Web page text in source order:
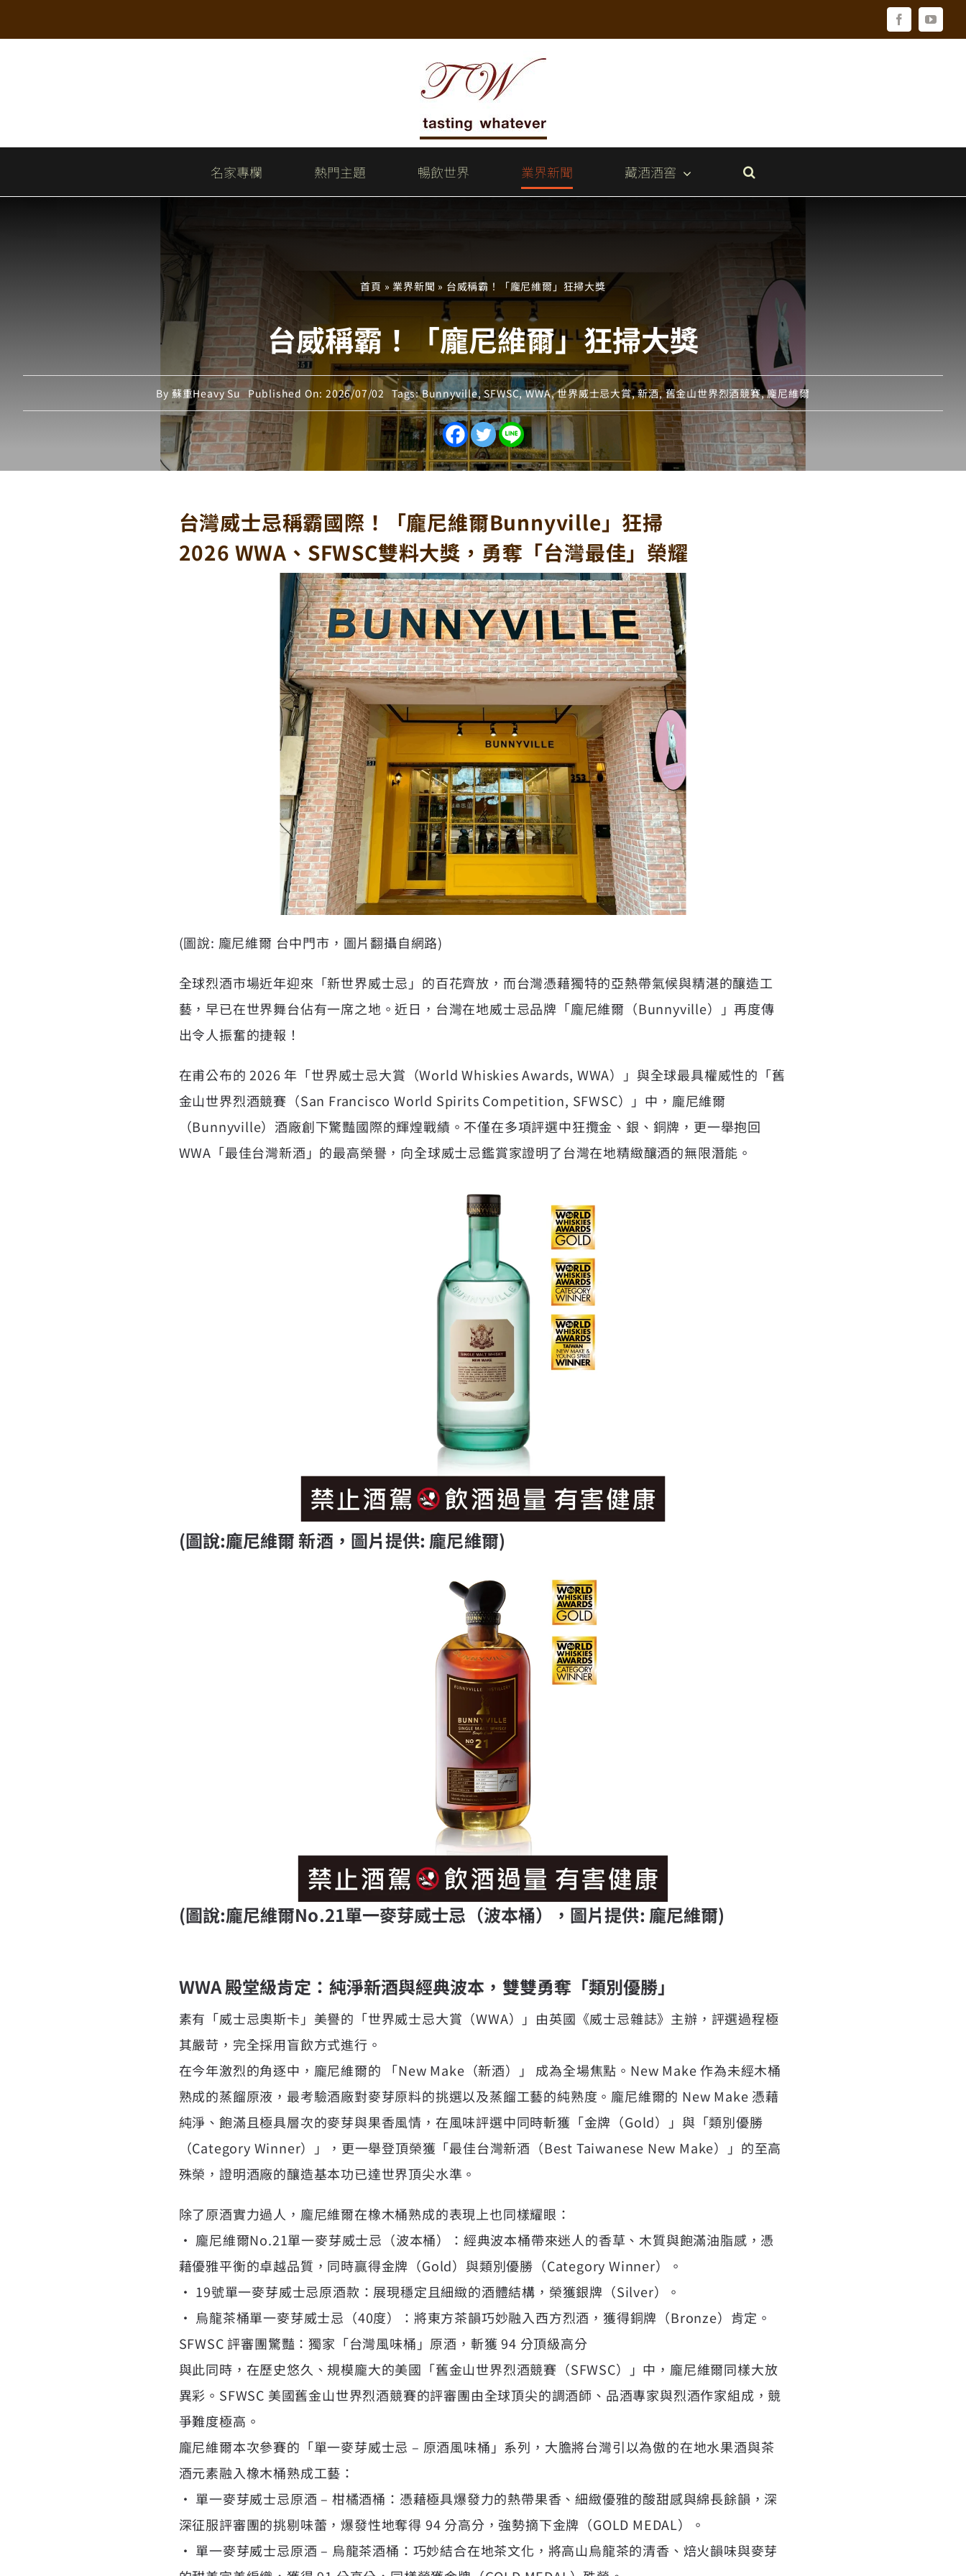
to
Facebook
名家專欄 熱門主題 暢飲世界 業界新聞 藏酒酒窖
首頁 » 業界新聞 » 台威稱霸！「龐尼維爾」狂掃大獎
台威稱霸！「龐尼維爾」狂掃大獎
By 蘇重Heavy Su Published On: 2026/07/02 Tags:Bunnyville,SFWSC,WWA,世界威士忌大賞,新酒,舊金山世界烈酒競賽,龐尼維爾
台灣威士忌稱霸國際！「龐尼維爾Bunnyville」狂掃
2026 WWA、SFWSC雙料大獎，勇奪「台灣最佳」榮耀
(圖說: 龐尼維爾 台中門市，圖片翻攝自網路)
全球烈酒市場近年迎來「新世界威士忌」的百花齊放，而台灣憑藉獨特的亞熱帶氣候與精湛的釀造工
藝，早已在世界舞台佔有一席之地。近日，台灣在地威士忌品牌「龐尼維爾（Bunnyville）
」再度傳
出令人振奮的捷報！
在甫公布的 2026 年「世界威士忌大賞（World Whiskies Awards, WWA）」與全球最具權威性的「舊
金山世界烈酒競賽（San Francisco World Spirits Competition, SFWSC）
」中，龐尼維爾
（Bunnyville）酒廠創下驚豔國際的輝煌戰績。不僅在多項評選中狂攬金、銀、銅牌，更一舉抱回
WWA「最佳台灣新酒」的最高榮譽，向全球威士忌鑑賞家證明了台灣在地精緻釀酒的無限潛能。
(圖說:龐尼維爾 新酒，圖片提供: 龐尼維爾)
(圖說:龐尼維爾No.21單一麥芽威士忌（波本桶），圖片提供: 龐尼維爾)
WWA 殿堂級肯定：純淨新酒與經典波本，雙雙勇奪「類別優勝」
素有「威士忌奧斯卡」美譽的「世界威士忌大賞（WWA）」由英國《威士忌雜誌》主辦，評選過程極
其嚴苛，完全採用盲飲方式進行。
在今年激烈的角逐中，龐尼維爾的 「New Make（新酒）」 成為全場焦點。New Make 作為未經木桶
熟成的蒸餾原液，最考驗酒廠對麥芽原料的挑選以及蒸餾工藝的純熟度。龐尼維爾的 New Make 憑藉
純淨、飽滿且極具層次的麥芽與果香風情，在風味評選中同時斬獲「金牌（Gold）」與「類別優勝
（Category Winner）」，更一舉登頂榮獲「最佳台灣新酒（Best Taiwanese New Make）」的至高
殊榮，證明酒廠的釀造基本功已達世界頂尖水準。
除了原酒實力過人，龐尼維爾在橡木桶熟成的表現上也同樣耀眼：
• 龐尼維爾No.21單一麥芽威士忌（波本桶）：經典波本桶帶來迷人的香草、木質與飽滿油脂感，憑
藉優雅平衡的卓越品質，同時贏得金牌（Gold）與類別優勝（Category Winner）。
• 19號單一麥芽威士忌原酒款：展現穩定且細緻的酒體結構，榮獲銀牌（Silver）。
• 烏龍茶桶單一麥芽威士忌（40度）：將東方茶韻巧妙融入西方烈酒，獲得銅牌（Bronze）肯定。
SFWSC 評審團驚豔：獨家「台灣風味桶」原酒，斬獲 94 分頂級高分
與此同時，在歷史悠久、規模龐大的美國「舊金山世界烈酒競賽（SFWSC）」中，龐尼維爾同樣大放
異彩。SFWSC 美國舊金山世界烈酒競賽的評審團由全球頂尖的調酒師、品酒專家與烈酒作家組成，競
爭難度極高。
龐尼維爾本次參賽的「單一麥芽威士忌 – 原酒風味桶」系列，大膽將台灣引以為傲的在地水果酒與茶
酒元素融入橡木桶熟成工藝：
• 單一麥芽威士忌原酒 – 柑橘酒桶：憑藉極具爆發力的熱帶果香、細緻優雅的酸甜感與綿長餘韻，深
深征服評審團的挑剔味蕾，爆發性地奪得 94 分高分，強勢摘下金牌（GOLD MEDAL）。
• 單一麥芽威士忌原酒 – 烏龍茶酒桶：巧妙結合在地茶文化，將高山烏龍茶的清香、焙火韻味與麥芽